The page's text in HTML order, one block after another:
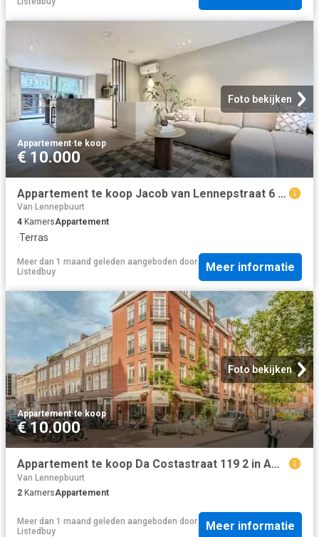
Foto bekijken
Appartement·te koop
€ 10.000
Appartement te koop Jacob van Lennepstraat 6 3 in Amsterdam vo.
Van Lennepbuurt
4 KamersAppartement
·Terras
Meer dan 1 maand geleden aangeboden door
Listedbuy
Meer informatie
Foto bekijken
Appartement·te koop
€ 10.000
Appartement te koop Da Costastraat 119 2 in Amsterdam voor € 4.
Van Lennepbuurt
2 KamersAppartement
Meer dan 1 maand geleden aangeboden door
Listedbuy
Meer informatie